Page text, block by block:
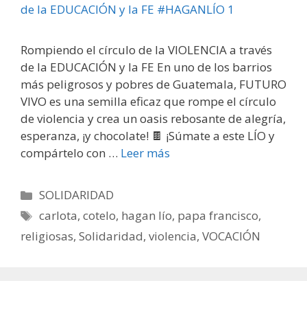
Rompiendo el círculo de la VIOLENCIA a través
de la EDUCACIÓN y la FE En uno de los barrios
más peligrosos y pobres de Guatemala, FUTURO
VIVO es una semilla eficaz que rompe el círculo
de violencia y crea un oasis rebosante de alegría,
esperanza, ¡y chocolate! 🍫 ¡Súmate a este LÍO y
compártelo con … Leer más
Categorías
SOLIDARIDAD
Etiquetas
carlota,cotelo, hagan lío, papa francisco,
religiosas, Solidaridad, violencia, VOCACIÓN